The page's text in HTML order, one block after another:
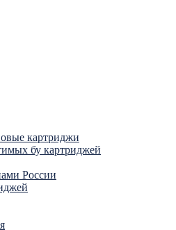
картриджи
бу картриджей
России